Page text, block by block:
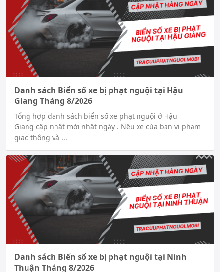
Danh sách Biển số xe bị phạt nguội tại Hậu
Giang Tháng 8/2026
Tổng hợp danh sách biển số xe phạt nguội ở Hậu
Giang cập nhật mới nhất ngày . Nếu xe của bạn vi phạm
giao thông và ...
Danh sách Biển số xe bị phạt nguội tại Ninh
Thuận Tháng 8/2026